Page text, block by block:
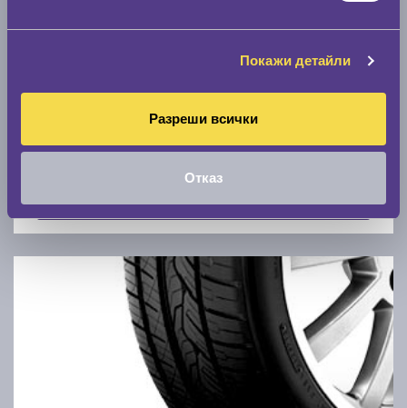
Покажи детайли
Разреши всички
Отказ
Покажи гуми